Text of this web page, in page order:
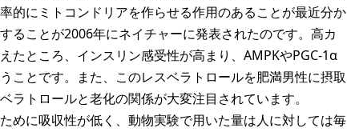
的にミトコンドリアを作らせる作用のあることが最近分か
ることが2006年にネイチャーに発表されたのです。高カ
たところ、インスリン感受性が高まり、AMPKやPGC-1α
ことです。また、このレスベラトロールを肥満男性に摂取
トロールと老化の関係が大変注目されています。
めに吸収性が低く、動物実験で用いた量は人に対しては毎